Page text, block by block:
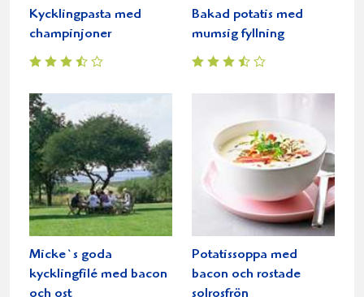
Kycklingpasta med
champinjoner
Bakad potatis med
mumsig fyllning
Micke`s goda
kycklingfilé med bacon
och ost
Potatissoppa med
bacon och rostade
solrosfrön